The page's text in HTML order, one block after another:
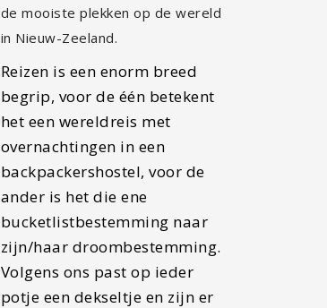
de mooiste plekken op de wereld
in Nieuw-Zeeland.
Reizen is een enorm breed
begrip, voor de één betekent
het een wereldreis met
overnachtingen in een
backpackershostel, voor de
ander is het die ene
bucketlistbestemming naar
zijn/haar droombestemming.
Volgens ons past op ieder
potje een dekseltje en zijn er